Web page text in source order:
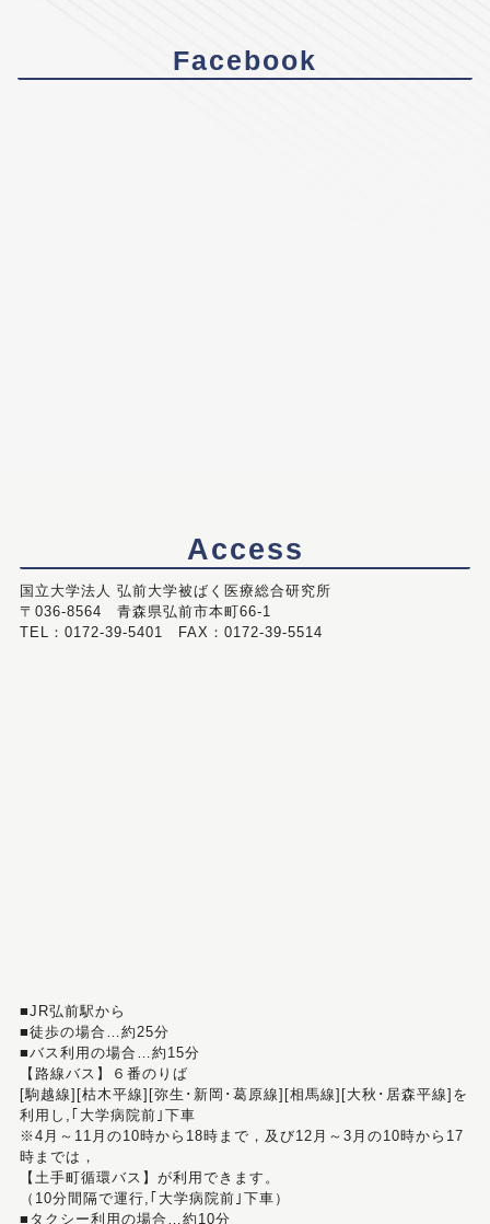
Facebook
Access
国立大学法人 弘前大学被ばく医療総合研究所
〒036-8564 青森県弘前市本町66-1
TEL：0172-39-5401 FAX：0172-39-5514
■JR弘前駅から
■徒歩の場合…約25分
■バス利用の場合…約15分
【路線バス】６番のりば
[駒越線][枯木平線][弥生･新岡･葛原線][相馬線][大秋･居森平線]を
利用し,｢大学病院前｣下車
※4月～11月の10時から18時まで，及び12月～3月の10時から17
時までは，
【土手町循環バス】が利用できます。
（10分間隔で運行,｢大学病院前｣下車）
■タクシー利用の場合…約10分